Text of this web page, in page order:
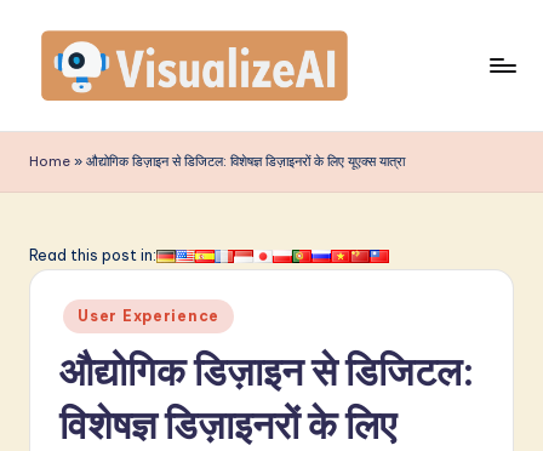
content
is
u
li
A
Home » औद्योगिक डिज़ाइन से डिजिटल: विशेषज्ञ डिज़ाइनरों के लिए यूएक्स यात्रा
Read this post in:
Posted
in
User Experience
औद्योगिक डिज़ाइन से डिजिटल:
विशेषज्ञ डिज़ाइनरों के लिए